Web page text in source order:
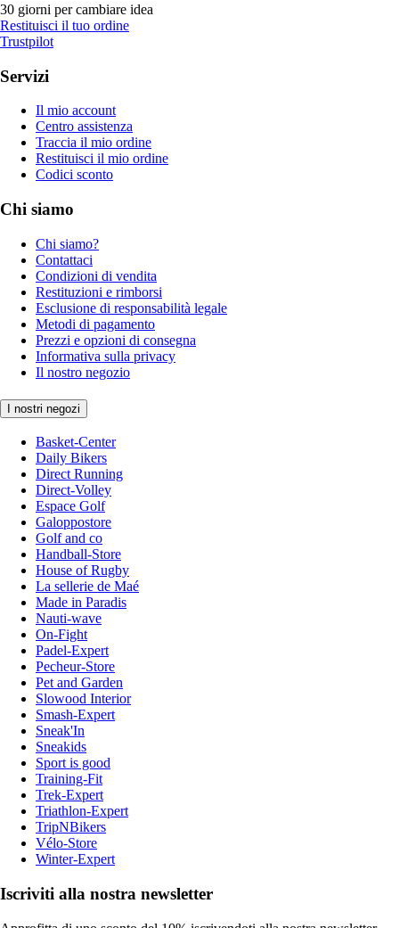
30 giorni per cambiare idea
Restituisci il tuo ordine
Trustpilot
Servizi
Il mio account
Centro assistenza
Traccia il mio ordine
Restituisci il mio ordine
Codici sconto
Chi siamo
Chi siamo?
Contattaci
Condizioni di vendita
Restituzioni e rimborsi
Esclusione di responsabilità legale
Metodi di pagamento
Prezzi e opzioni di consegna
Informativa sulla privacy
Il nostro negozio
I nostri negozi
Basket-Center
Daily Bikers
Direct Running
Direct-Volley
Espace Golf
Galoppostore
Golf and co
Handball-Store
House of Rugby
La sellerie de Maé
Made in Paradis
Nauti-wave
On-Fight
Padel-Expert
Pecheur-Store
Pet and Garden
Slowood Interior
Smash-Expert
Sneak'In
Sneakids
Sport is good
Training-Fit
Trek-Expert
Triathlon-Expert
TripNBikers
Vélo-Store
Winter-Expert
Iscriviti alla nostra newsletter